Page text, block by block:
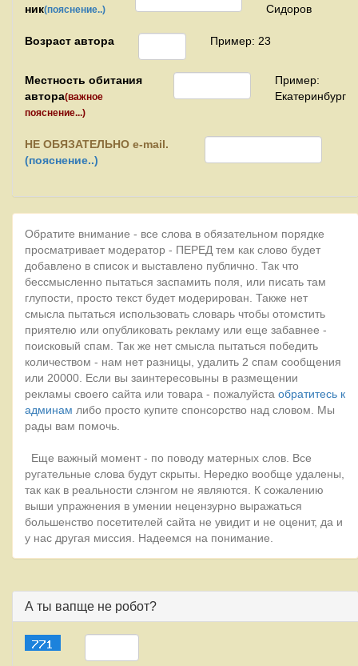
ник(пояснение..)
Сидоров
Возраст автора Пример: 23
Местность обитания
автора(важное
пояснение...)
Пример:
Екатеринбург
НЕ ОБЯЗАТЕЛЬНО e-mail.
(пояснение..)
Обратите внимание - все слова в обязательном порядке
просматривает модератор - ПЕРЕД тем как слово будет
добавлено в список и выставлено публично. Так что
бессмысленно пытаться заспамить поля, или писать там
глупости, просто текст будет модерирован. Также нет
смысла пытаться использовать словарь чтобы отомстить
приятелю или опубликовать рекламу или еще забавнее -
поисковый спам. Так же нет смысла пытаться победить
количеством - нам нет разницы, удалить 2 спам сообщения
или 20000. Если вы заинтересовыны в размещении
рекламы своего сайта или товара - пожалуйста обратитесь к
админам либо просто купите спонсорство над словом. Мы
рады вам помочь.
Еще важный момент - по поводу матерных слов. Все
ругательные слова будут скрыты. Нередко вообще удалены,
так как в реальности слэнгом не являются. К сожалению
выши упражнения в умении нецензурно выражаться
большенство посетителей сайта не увидит и не оценит, да и
у нас другая миссия. Надеемся на понимание.
А ты вапще не робот?